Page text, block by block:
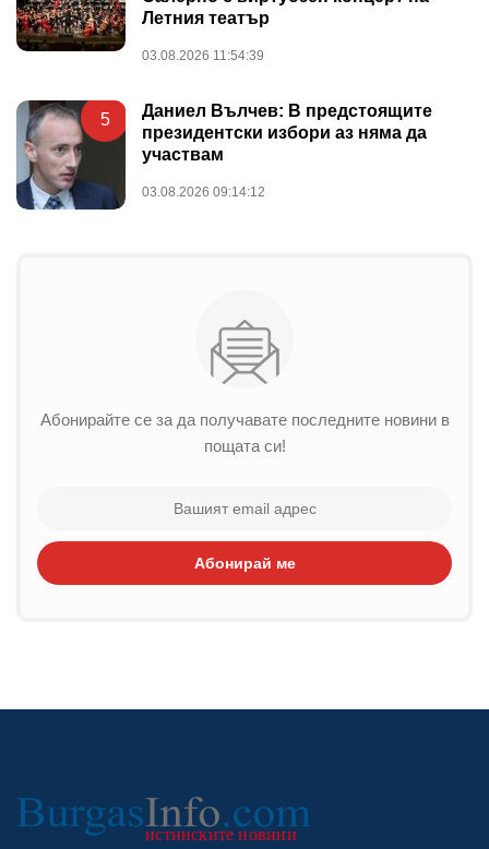
Летния театър
03.08.2026 11:54:39
5
Даниел Вълчев: В предстоящите
президентски избори аз няма да
участвам
03.08.2026 09:14:12
Абонирайте се за да получавате последните новини в
пощата си!
Абонирай ме